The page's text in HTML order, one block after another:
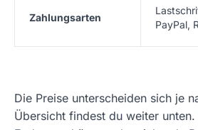
Zahlungsarten
PayPal,
Die Preise unterscheiden sich je
Übersicht findest du weiter unten.